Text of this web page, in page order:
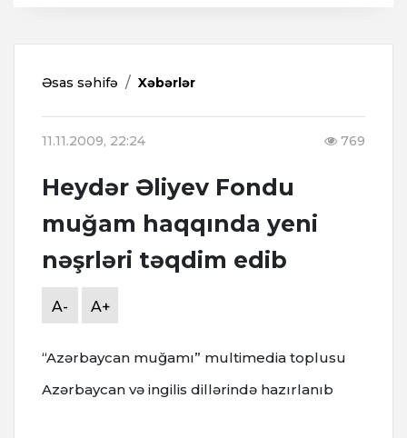
Əsas səhifə Xəbərlər
11.11.2009, 22:24 769
Heydər Əliyev Fondu
muğam haqqında yeni
nəşrləri təqdim edib
A- A+
“Azərbaycan muğamı” multimedia toplusu
Azərbaycan və ingilis dillərində hazırlanıb